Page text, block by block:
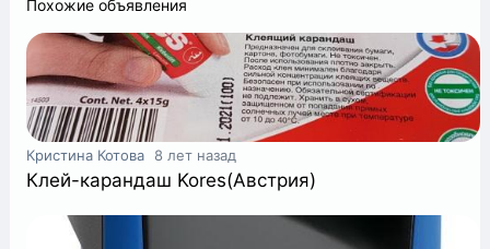
Похожие объявления
Кристина Котова 8 лет назад
Клей-карандаш Kores(Австрия)